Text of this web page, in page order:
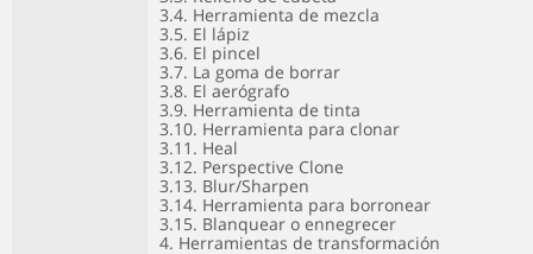
3.4. Herramienta de mezcla
3.5. El lápiz
3.6. El pincel
3.7. La goma de borrar
3.8. El aerógrafo
3.9. Herramienta de tinta
3.10. Herramienta para clonar
3.11. Heal
3.12. Perspective Clone
3.13. Blur/Sharpen
3.14. Herramienta para borronear
3.15. Blanquear o ennegrecer
4. Herramientas de transformación